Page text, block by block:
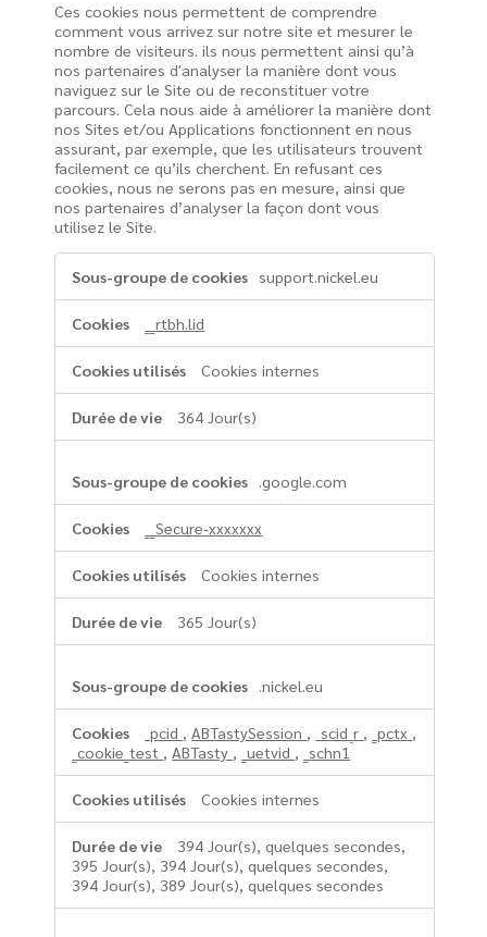
Ces cookies nous permettent de comprendre
comment vous arrivez sur notre site et mesurer le
nombre de visiteurs. ils nous permettent ainsi qu’à
nos partenaires d'analyser la manière dont vous
naviguez sur le Site ou de reconstituer votre
parcours. Cela nous aide à améliorer la manière dont
nos Sites et/ou Applications fonctionnent en nous
assurant, par exemple, que les utilisateurs trouvent
facilement ce qu’ils cherchent. En refusant ces
cookies, nous ne serons pas en mesure, ainsi que
nos partenaires d’analyser la façon dont vous
utilisez le Site.
Cookies
de
d’audience
support.nickel.eu
__rtbh.lid
Cookies internes
364 Jour(s)
.google.com
__Secure-xxxxxxx
Cookies internes
365 Jour(s)
.nickel.eu
_pcid ,ABTastySession , _scid_r , _pctx ,
_cookie_test ,ABTasty , _uetvid , _schn1
Cookies internes
394 Jour(s), quelques secondes,
395 Jour(s), 394 Jour(s), quelques secondes,
394 Jour(s), 389 Jour(s), quelques secondes